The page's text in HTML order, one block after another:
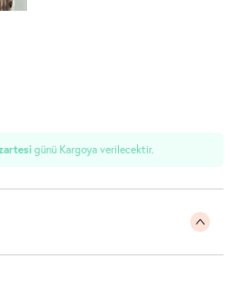
günü Kargoya verilecektir.